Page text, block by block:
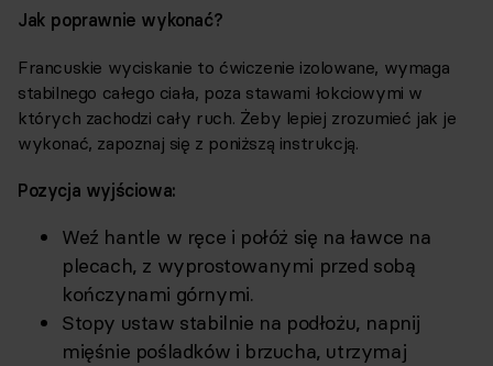
Jak poprawnie wykonać?
Francuskie wyciskanie to ćwiczenie izolowane, wymaga
stabilnego całego ciała, poza stawami łokciowymi w
których zachodzi cały ruch. Żeby lepiej zrozumieć jak je
wykonać, zapoznaj się z poniższą instrukcją.
Pozycja wyjściowa:
Weź hantle w ręce i połóż się na ławce na
plecach, z wyprostowanymi przed sobą
kończynami górnymi.
Stopy ustaw stabilnie na podłożu, napnij
mięśnie pośladków i brzucha, utrzymaj